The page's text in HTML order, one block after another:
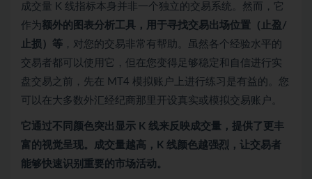
成交量 K 线指标本身并非一个独立的交易系统。然而，它
作为额外的图表分析工具，用于寻找交易出场位置（止盈/
止损）等 ，对您的交易非常有帮助。虽然各个经验水平的
交易者都可以使用它，但在您变得足够稳定和自信进行实
盘交易之前，先在 MT4 模拟账户上进行练习是有益的。您
可以在大多数外汇经纪商那里开设真实或模拟交易账户。
它通过不同颜色突出显示 K 线来反映成交量，提供了更丰
富的视觉呈现。成交量越高，K 线颜色越强烈，让交易者
能够快速识别重要的市场活动。